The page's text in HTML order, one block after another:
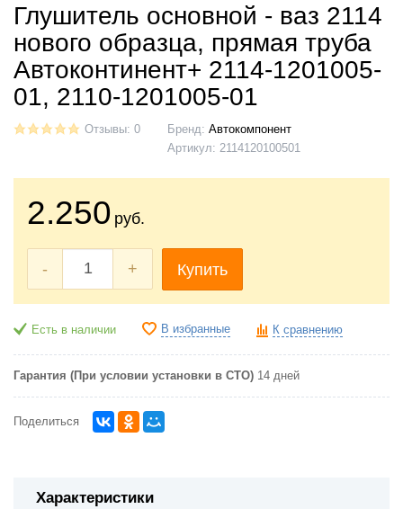
Глушитель основной - ваз 2114
нового образца, прямая труба
Автоконтинент+ 2114-1201005-
01, 2110-1201005-01
Отзывы: 0 Бренд: Автокомпонент
Артикул: 2114120100501
2.250 руб.
- + Купить
Есть в наличии В избранные К сравнению
Гарантия (При условии установки в СТО) 14 дней
Поделиться
Характеристики